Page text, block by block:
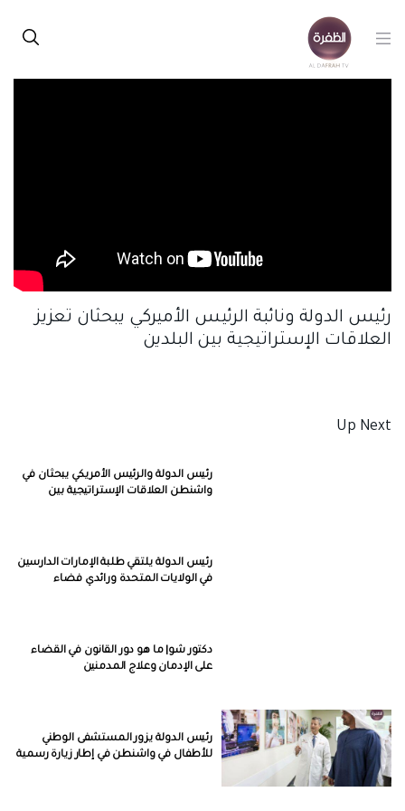
رئيس الدولة ونائبة الرئيس الأميركي يبحثان تعزيز
العلاقات الإستراتيجية بين البلدين
Up Next
رئيس الدولة والرئيس الأمريكي يبحثان في
واشنطن العلاقات الإستراتيجية بين
رئيس الدولة يلتقي طلبة الإمارات الدارسين
في الولايات المتحدة ورائدي فضاء
دكتور شو| ما هو دور القانون في القضاء
على الإدمان وعلاج المدمنين
رئيس الدولة يزور المستشفى الوطني
للأطفال في واشنطن في إطار زيارة رسمية